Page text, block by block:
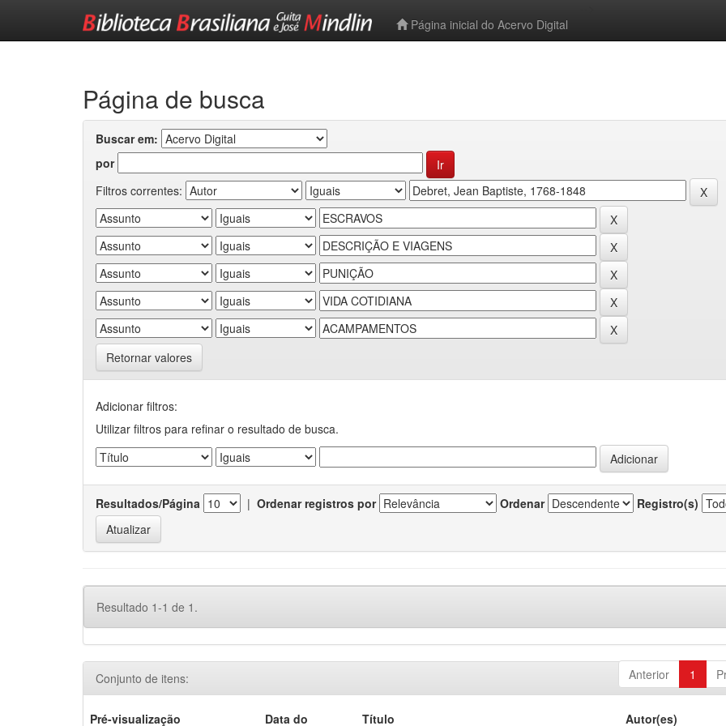
Página inicial do Acervo Digital
Página de busca
Buscar em:
por
Filtros correntes:
Retornar valores
Adicionar filtros:
Utilizar filtros para refinar o resultado de busca.
Resultados/Página | Ordenar registros por Ordenar Registro(s)
Resultado 1-1 de 1.
Anterior 1
Conjunto de itens:
Pré-visualização Data do Título Autor(es)